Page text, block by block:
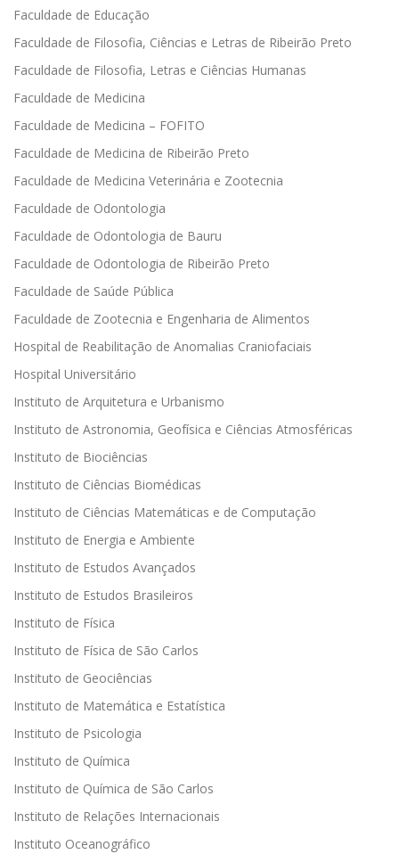
Faculdade de Educação
Faculdade de Filosofia, Ciências e Letras de Ribeirão Preto
Faculdade de Filosofia, Letras e Ciências Humanas
Faculdade de Medicina
Faculdade de Medicina – FOFITO
Faculdade de Medicina de Ribeirão Preto
Faculdade de Medicina Veterinária e Zootecnia
Faculdade de Odontologia
Faculdade de Odontologia de Bauru
Faculdade de Odontologia de Ribeirão Preto
Faculdade de Saúde Pública
Faculdade de Zootecnia e Engenharia de Alimentos
Hospital de Reabilitação de Anomalias Craniofaciais
Hospital Universitário
Instituto de Arquitetura e Urbanismo
Instituto de Astronomia, Geofísica e Ciências Atmosféricas
Instituto de Biociências
Instituto de Ciências Biomédicas
Instituto de Ciências Matemáticas e de Computação
Instituto de Energia e Ambiente
Instituto de Estudos Avançados
Instituto de Estudos Brasileiros
Instituto de Física
Instituto de Física de São Carlos
Instituto de Geociências
Instituto de Matemática e Estatística
Instituto de Psicologia
Instituto de Química
Instituto de Química de São Carlos
Instituto de Relações Internacionais
Instituto Oceanográfico